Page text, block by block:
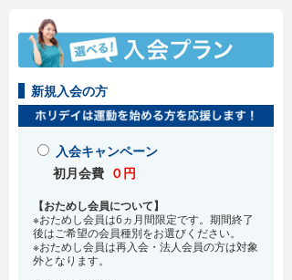
新規入会の方
入会キャンペーン
初月会費 ０円
【おためし会員について】
※おためし会員は6ヵ月間限定です。期間終了
後はご希望の会員種別をお選びください。
※おためし会員は再入会・法人会員の方は対象
外となります。